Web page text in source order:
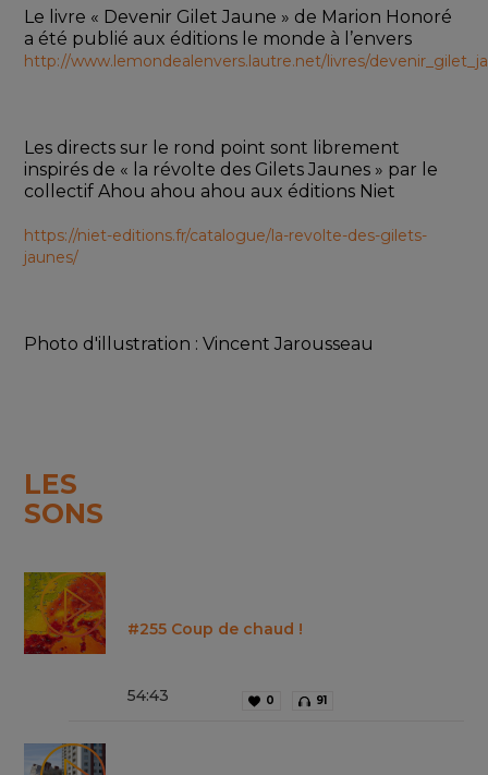
Le livre « Devenir Gilet Jaune » de Marion Honoré
http://www.lemondealenvers.lautre.net/livres/
Les directs sur le rond point sont librement
inspirés de « la révolte des Gilets Jaunes » par le
collectif Ahou ahou ahou aux éditions Niet
https://niet-editions.fr/catalogue/la-revolte-des-gilets-
jaunes/
Photo d'illustration : Vincent Jarousseau
LES
SONS
#255 Coup de chaud !
54:43 0 91